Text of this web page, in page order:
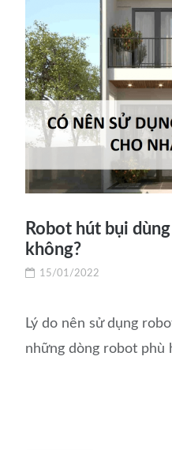
Robot hút bụi
không?
15/01/2022
Lý do nên sử dụng
những dòng robot phù